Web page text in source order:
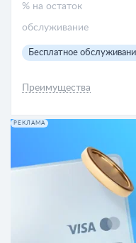
% на остаток
обслуживание
Преимущества
Бесплатное
РЕКЛАМА